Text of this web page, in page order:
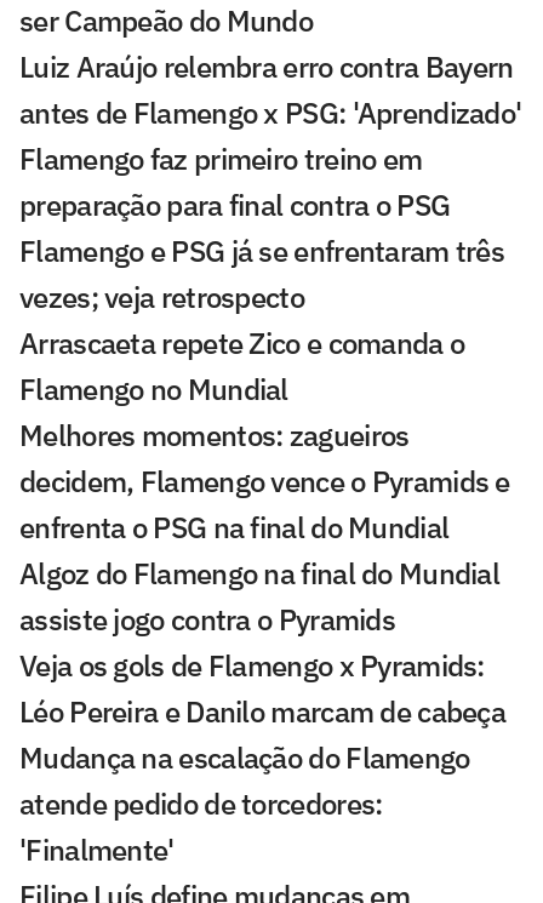
ser Campeão do Mundo
Luiz Araújo relembra erro contra Bayern
antes de Flamengo x PSG: 'Aprendizado'
Flamengo faz primeiro treino em
preparação para final contra o PSG
Flamengo e PSG já se enfrentaram três
vezes; veja retrospecto
Arrascaeta repete Zico e comanda o
Flamengo no Mundial
Melhores momentos: zagueiros
decidem, Flamengo vence o Pyramids e
enfrenta o PSG na final do Mundial
Algoz do Flamengo na final do Mundial
assiste jogo contra o Pyramids
Veja os gols de Flamengo x Pyramids:
Léo Pereira e Danilo marcam de cabeça
Mudança na escalação do Flamengo
atende pedido de torcedores:
'Finalmente'